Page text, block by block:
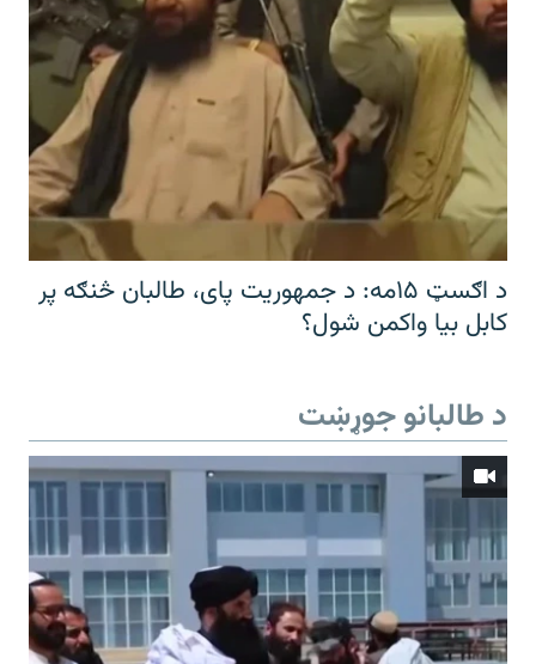
د اګسټ ۱۵مه: د جمهوریت پای، طالبان څنګه پر
کابل بیا واکمن شول؟
د طالبانو جوړښت